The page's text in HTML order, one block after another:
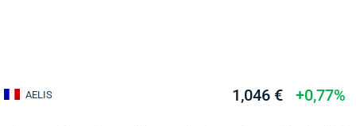
AELIS 1,046 € +0,77%